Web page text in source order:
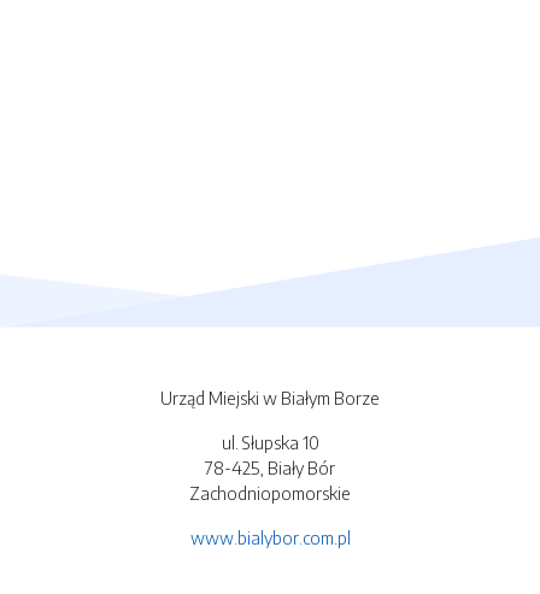
Urząd Miejski w Białym Borze
ul. Słupska 10
78-425, Biały Bór
Zachodniopomorskie
www.bialybor.com.pl